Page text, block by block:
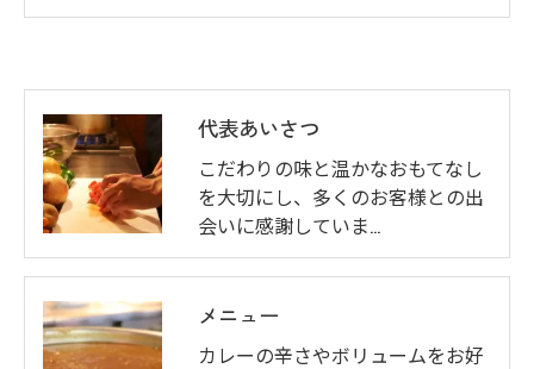
代表あいさつ
こだわりの味と温かなおもてなし
を大切にし、多くのお客様との出
会いに感謝していま…
メニュー
カレーの辛さやボリュームをお好